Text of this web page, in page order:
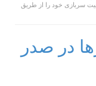
سربازی خود را از طریق
در صدر